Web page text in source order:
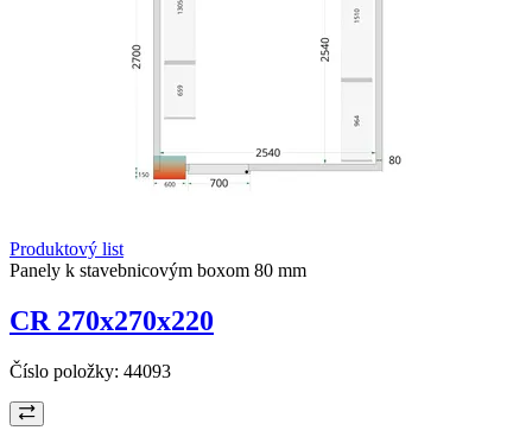
Produktový list
Panely k stavebnicovým boxom 80 mm
CR 270x270x220
Číslo položky: 44093